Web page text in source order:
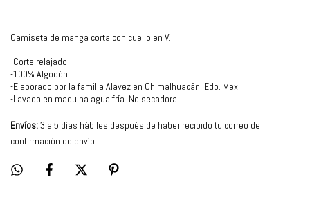
Camiseta de manga corta con cuello en V.
-Corte relajado
-100% Algodón
-Elaborado por la familia Alavez en Chimalhuacán, Edo. Mex
-Lavado en maquina agua fría. No secadora.
Envíos:3 a 5 días hábiles después de haber recibido tu correo de
confirmación de envío.